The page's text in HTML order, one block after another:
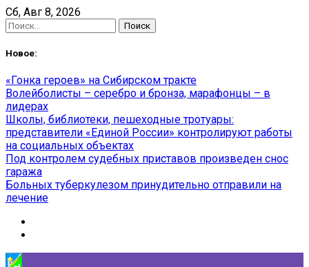
Skip
to
content
Сб, Авг 8, 2026
Найти:
Новое:
«Гонка героев» на Сибирском тракте
Волейболисты – серебро и бронза, марафонцы – в
лидерах
Школы, библиотеки, пешеходные тротуары:
представители «Единой России» контролируют работы
на социальных объектах
Под контролем судебных приставов произведен снос
гаража
Больных туберкулезом принудительно отправили на
лечение